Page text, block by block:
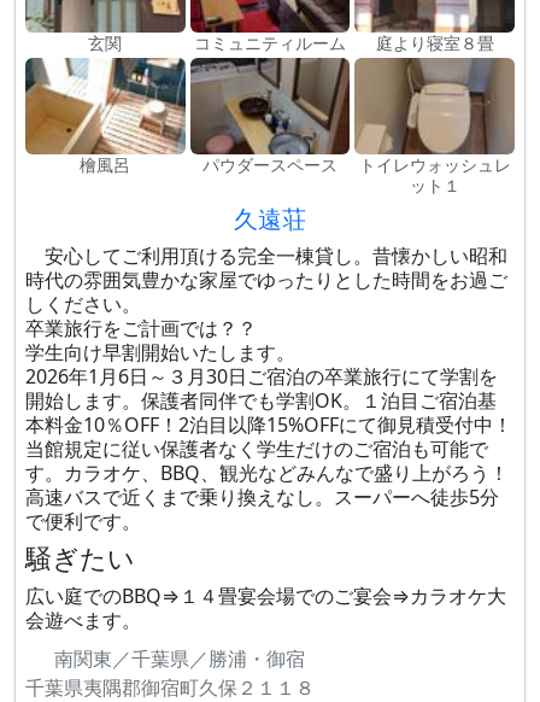
玄関 コミュニティルーム 庭より寝室８畳
檜風呂 パウダースペース
トイレウォッシュレ
ット１
久遠荘
安心してご利用頂ける完全一棟貸し。昔懐かしい昭和
時代の雰囲気豊かな家屋でゆったりとした時間をお過ご
しください。
卒業旅行をご計画では？？
学生向け早割開始いたします。
2026年1月6日～３月30日ご宿泊の卒業旅行にて学割を
開始します。保護者同伴でも学割OK。１泊目ご宿泊基
本料金10％OFF！2泊目以降15%OFFにて御見積受付中！
当館規定に従い保護者なく学生だけのご宿泊も可能で
す。カラオケ、BBQ、観光などみんなで盛り上がろう！
高速バスで近くまで乗り換えなし。スーパーへ徒歩5分
で便利です。
騒ぎたい
広い庭でのBBQ⇒１４畳宴会場でのご宴会⇒カラオケ大
会遊べます。
南関東／千葉県／勝浦・御宿
千葉県夷隅郡御宿町久保２１１８